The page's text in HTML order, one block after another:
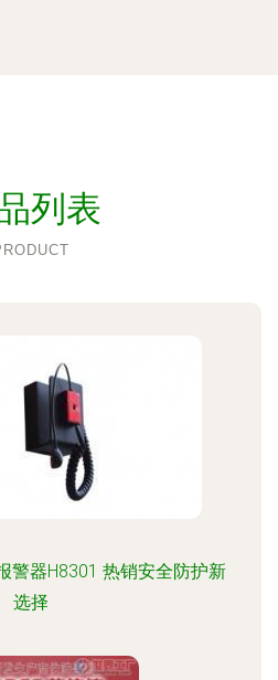
列表
警器H8301 热销安全防护新
选择